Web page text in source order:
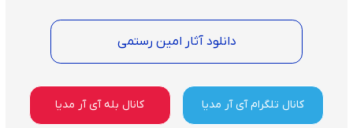
دانلود آثار امین رستمی
کانال تلگرام آی آر مدیا کانال بله آی آر مدیا